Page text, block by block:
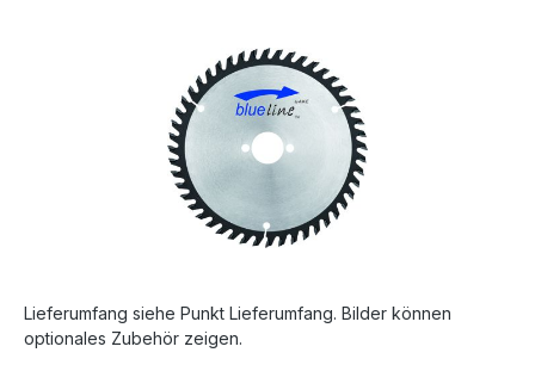
Lieferumfang siehe Punkt Lieferumfang. Bilder können
optionales Zubehör zeigen.